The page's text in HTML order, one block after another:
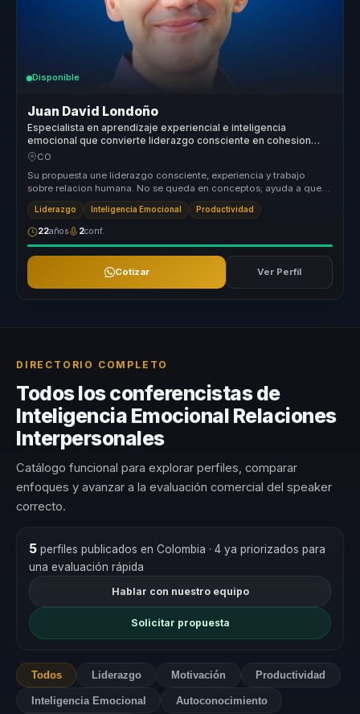
Disponible
Juan David Londoño
Especialista en aprendizaje experiencial e inteligencia
emocional que convierte liderazgo consciente en cohesion
para organizaciones y equipos.
CO
Su propuesta une liderazgo consciente, experiencia y trabajo
sobre relacion humana. No se queda en conceptos; ayuda a que
lideres y equip...
Liderazgo Inteligencia Emocional Productividad
22años 2conf.
Cotizar Ver Perfil
DIRECTORIO COMPLETO
Todos los conferencistas de
Inteligencia Emocional Relaciones
Interpersonales
Catálogo funcional para explorar perfiles, comparar
enfoques y avanzar a la evaluación comercial del speaker
correcto.
5perfiles publicados en Colombia · 4 ya priorizados para
una evaluación rápida
Hablar con nuestro equipo
Solicitar propuesta
Todos Liderazgo Motivación Productividad
Inteligencia Emocional Autoconocimiento